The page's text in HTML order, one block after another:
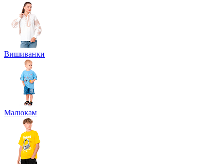
Вишиванки
Малюкам